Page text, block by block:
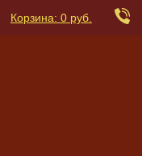
Корзина: 0 руб.